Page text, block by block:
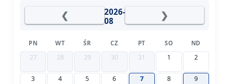
❮
2026-
08
❯
PN WT ŚR CZ PT SO ND
27 28 29 30 31 1 2
3 4 5 6 7 8 9